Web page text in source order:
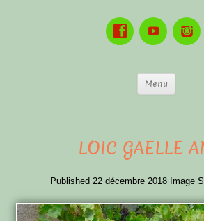
Menu
LOIC GAELLE
Published 22 décembre 2018 Image